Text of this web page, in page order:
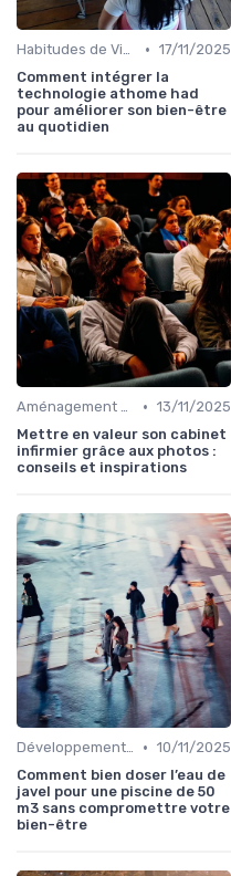
Habitudes de Vie Saines • 17/11/2025
Comment intégrer la
technologie athome had
pour améliorer son bien-être
au quotidien
Aménagement de l'Espace de Vie • 13/11/2025
Mettre en valeur son cabinet
infirmier grâce aux photos :
conseils et inspirations
Développement Durable et Bien-être • 10/11/2025
Comment bien doser l’eau de
javel pour une piscine de 50
m3 sans compromettre votre
bien-être